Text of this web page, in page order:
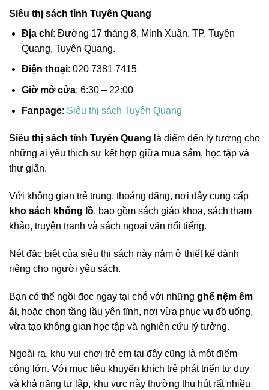
Siêu thị sách tỉnh Tuyên Quang
Địa chỉ: Đường 17 tháng 8, Minh Xuân, TP. Tuyên
Quang, Tuyên Quang.
Điện thoại: 020 7381 7415
Giờ mở cửa: 6:30 – 22:00
Fanpage: Siêu thị sách Tuyên Quang
Siêu thị sách tỉnh Tuyên Quang là điểm đến lý tưởng cho
những ai yêu thích sự kết hợp giữa mua sắm, học tập và
thư giãn.
Với không gian trẻ trung, thoáng đãng, nơi đây cung cấp
kho sách khổng lồ, bao gồm sách giáo khoa, sách tham
khảo, truyện tranh và sách ngoại văn nổi tiếng.
Nét đặc biệt của siêu thị sách này nằm ở thiết kế dành
riêng cho người yêu sách.
Bạn có thể ngồi đọc ngay tại chỗ với những ghế nệm êm
ái, hoặc chọn tầng lầu yên tĩnh, nơi vừa phục vụ đồ uống,
vừa tạo không gian học tập và nghiên cứu lý tưởng.
Ngoài ra, khu vui chơi trẻ em tại đây cũng là một điểm
cộng lớn. Với mục tiêu khuyến khích trẻ phát triển tư duy
và khả năng tự lập, khu vực này thường thu hút rất nhiều